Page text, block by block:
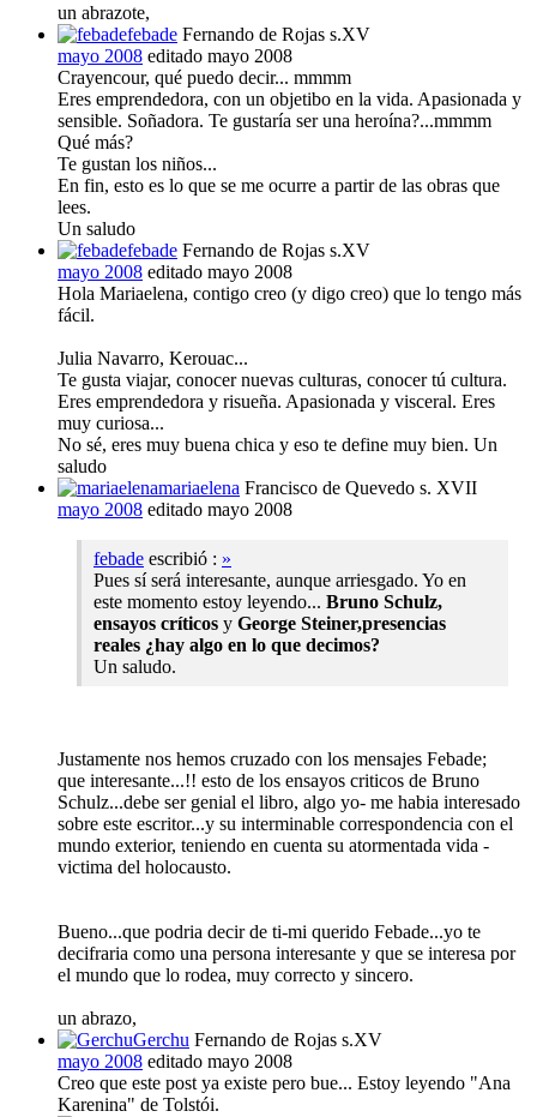
un abrazote,
febade Fernando de Rojas s.XV
mayo 2008 editado mayo 2008
Crayencour, qué puedo decir... mmmm
Eres emprendedora, con un objetibo en la vida. Apasionada y
sensible. Soñadora. Te gustaría ser una heroína?...mmmm
Qué más?
Te gustan los niños...
En fin, esto es lo que se me ocurre a partir de las obras que
lees.
Un saludo
febade Fernando de Rojas s.XV
mayo 2008 editado mayo 2008
Hola Mariaelena, contigo creo (y digo creo) que lo tengo más
fácil.
Julia Navarro, Kerouac...
Te gusta viajar, conocer nuevas culturas, conocer tú cultura.
Eres emprendedora y risueña. Apasionada y visceral. Eres
muy curiosa...
No sé, eres muy buena chica y eso te define muy bien. Un
saludo
mariaelena Francisco de Quevedo s. XVII
mayo 2008 editado mayo 2008
febade escribió : »
Pues sí será interesante, aunque arriesgado. Yo en
este momento estoy leyendo... Bruno Schulz,
ensayos críticos y George Steiner,presencias
reales ¿hay algo en lo que decimos?
Un saludo.
Justamente nos hemos cruzado con los mensajes Febade;
que interesante...!! esto de los ensayos criticos de Bruno
Schulz...debe ser genial el libro, algo yo- me habia interesado
sobre este escritor...y su interminable correspondencia con el
mundo exterior, teniendo en cuenta su atormentada vida -
victima del holocausto.
Bueno...que podria decir de ti-mi querido Febade...yo te
decifraria como una persona interesante y que se interesa por
el mundo que lo rodea, muy correcto y sincero.
un abrazo,
Gerchu Fernando de Rojas s.XV
mayo 2008 editado mayo 2008
Creo que este post ya existe pero bue... Estoy leyendo "Ana
Karenina" de Tolstói.